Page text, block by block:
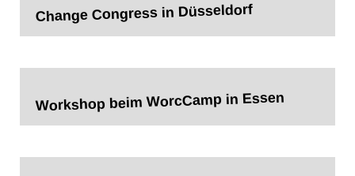
Change Congress in Düsseldorf
Workshop beim WorcCamp in Essen